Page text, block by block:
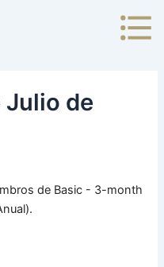
Julio de
de Basic - 3-month